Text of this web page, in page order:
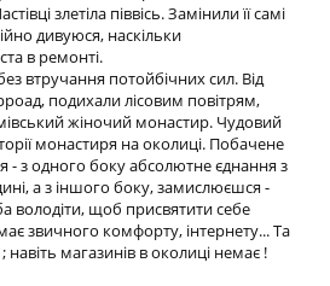
злетіла піввісь. Замінили її самі
дивуюся, наскільки
в ремонті.
втручання потойбічних сил. Від
подихали лісовим повітрям,
жіночий монастир. Чудовий
монастиря на околиці. Побачене
- з одного боку абсолютне єднання з
а з іншого боку, замислюєшся -
володіти, щоб присвятити себе
звичного комфорту, інтернету... Та
магазинів в околиці немає !